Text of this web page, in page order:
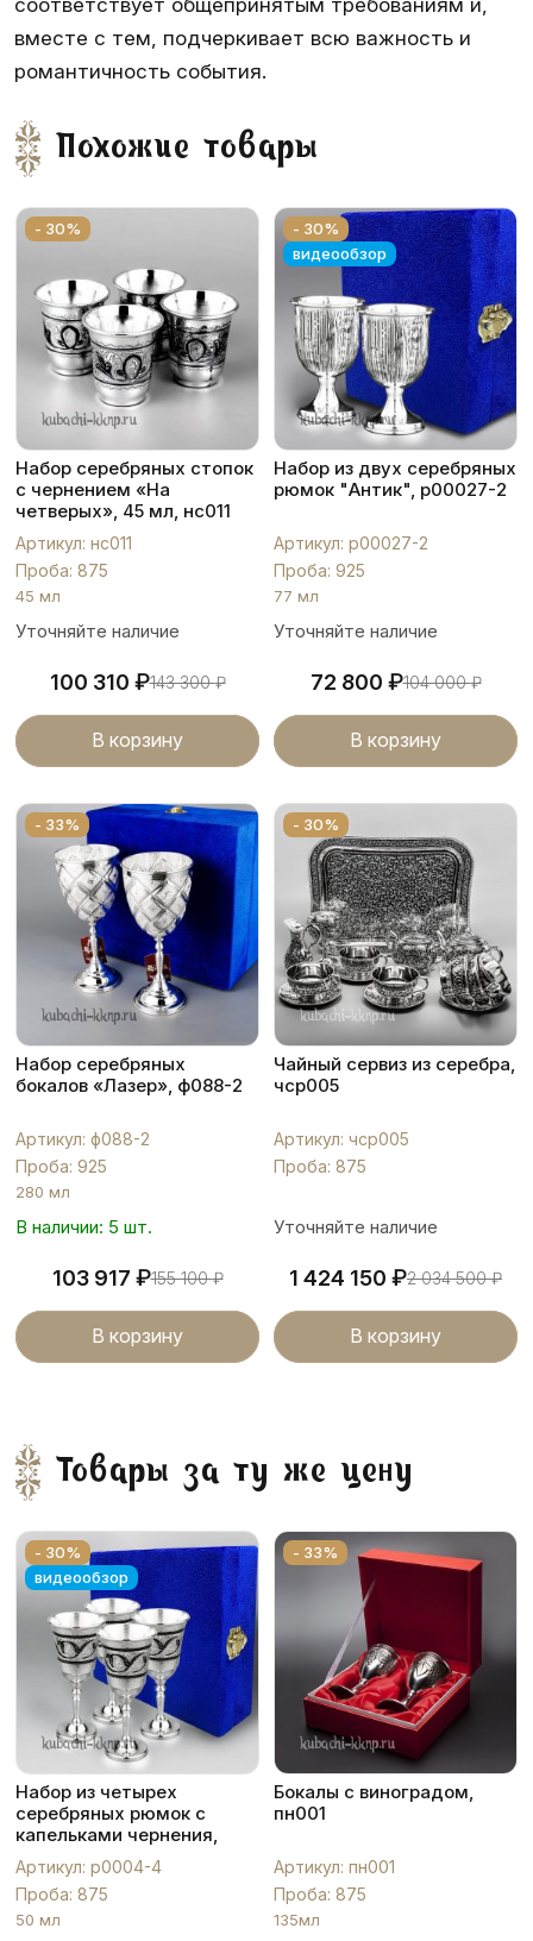
вместе с тем, подчеркивает всю важность и
романтичность события.
Похожие товары
- 30%
Набор серебряных стопок
с чернением «На
четверых», 45 мл, нс011
Артикул: нс011
Проба: 875
45 мл
Уточняйте наличие
100 310 ₽143 300₽
В корзину
- 30%
видеообзор
Набор из двух серебряных
рюмок "Антик", р00027-2
Артикул: р00027-2
Проба: 925
77 мл
Уточняйте наличие
72 800 ₽104 000₽
В корзину
- 33%
Набор серебряных
бокалов «Лазер», ф088-2
Артикул: ф088-2
Проба: 925
280 мл
В наличии: 5 шт.
103 917 ₽155 100₽
В корзину
- 30%
Чайный сервиз из серебра,
чср005
Артикул: чср005
Проба: 875
Уточняйте наличие
1 424 150 ₽2 034 500₽
В корзину
Товары за ту же цену
- 30%
видеообзор
Набор из четырех
серебряных рюмок с
капельками чернения,
р0004-4
Артикул: р0004-4
Проба: 875
50 мл
- 33%
Бокалы с виноградом,
пн001
Артикул: пн001
Проба: 875
135мл